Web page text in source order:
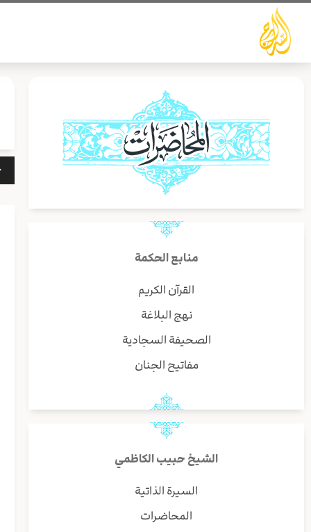
تخطي
المحتوى
منابع الحكمة
القرآن الكريم
نهج البلاغة
الصحيفة السجادية
مفاتيح الجنان
الشيخ حبيب الكاظمي
السيرة الذاتية
المحاضرات